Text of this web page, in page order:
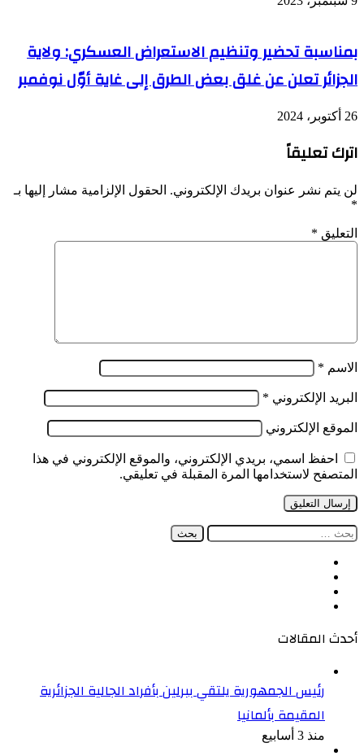
بمناسبة تحضير وتنظيم الاستعراض العسكري: ولاية
الجزائر تعلن عن غلق بعض الطرق إلى غاية أوّل نوفمبر
26 أكتوبر، 2024
اترك تعليقاً
لن يتم نشر عنوان بريدك الإلكتروني. الحقول الإلزامية مشار إليها بـ
*
التعليق *
الاسم *
البريد الإلكتروني *
الموقع الإلكتروني
احفظ اسمي، بريدي الإلكتروني، والموقع الإلكتروني في هذا
المتصفح لاستخدامها المرة المقبلة في تعليقي.
البحث
أحدث المقالات
رئيس الجمهورية يلتقي ببرلين بأفراد الجالية الجزائرية
المقيمة بألمانيا
منذ 3 أسابيع